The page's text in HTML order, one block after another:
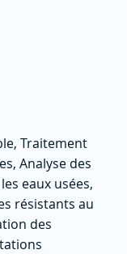
Traitement
Analyse des
eaux usées,
résistants au
des